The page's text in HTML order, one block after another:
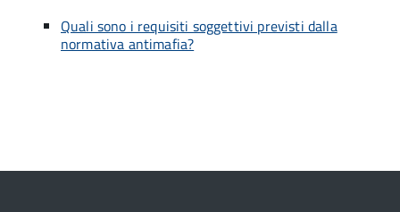
Quali sono i requisiti soggettivi previsti dalla
normativa antimafia?